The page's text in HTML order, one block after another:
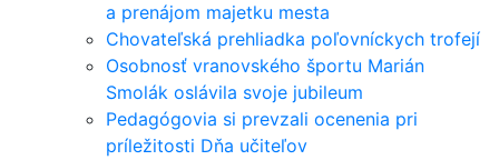
a prenájom majetku mesta
Chovateľská prehliadka poľovníckych trofejí
Osobnosť vranovského športu Marián
Smolák oslávila svoje jubileum
Pedagógovia si prevzali ocenenia pri
príležitosti Dňa učiteľov